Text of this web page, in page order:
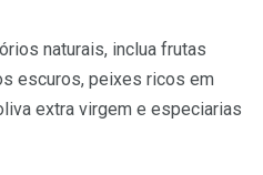
naturais, inclua frutas
escuros, peixes ricos em
extra virgem e especiarias